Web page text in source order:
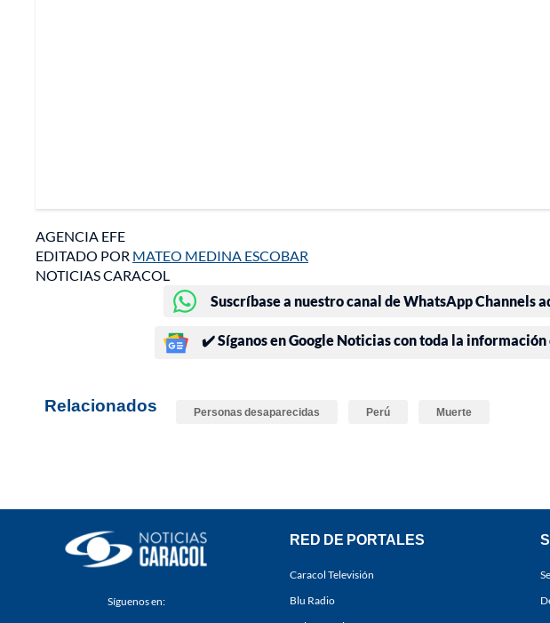
AGENCIA EFE
EDITADO POR MATEO MEDINA ESCOBAR
NOTICIAS CARACOL
Suscríbase a nuestro canal de WhatsApp Channels
✔️ Síganos en Google Noticias con toda la
Relacionados Personas desaparecidas Perú Muerte
Síguenos en:
RED DE PORTALES
Caracol Televisión
Blu Radio